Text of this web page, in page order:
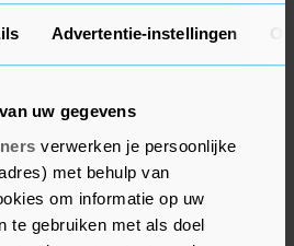
Advertentie-instellingen
uw gegevens
verwerken je persoonlijke
met behulp van
om informatie op uw
te gebruiken met als doel
boek is voor de boekhandel
In Vlaanderen
lange tijd gesloten. Van
zijn in Vlaanderen en
140.000 exemplaren